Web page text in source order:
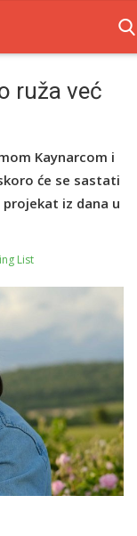
ruža već
Kaynarcom i
će se sastati
projekat iz dana u
List